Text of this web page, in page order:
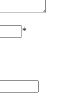
*